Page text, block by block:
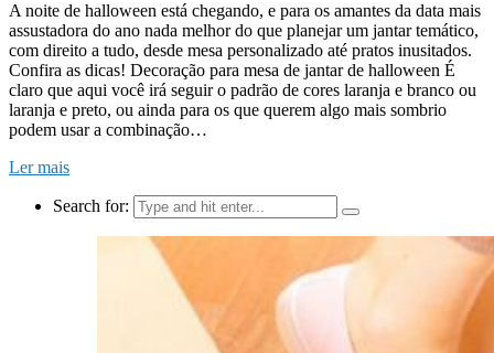
A noite de halloween está chegando, e para os amantes da data mais
assustadora do ano nada melhor do que planejar um jantar temático,
com direito a tudo, desde mesa personalizado até pratos inusitados.
Confira as dicas! Decoração para mesa de jantar de halloween É
claro que aqui você irá seguir o padrão de cores laranja e branco ou
laranja e preto, ou ainda para os que querem algo mais sombrio
podem usar a combinação…
Ler mais
Search for: